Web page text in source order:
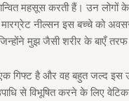
महसूस करती हैं। उन
नील्सन इस बच्चे को
मुझ जैसी शरीर के बाएँ
है और वह बहुत जल्द इस
से विभूषित करने के लिए